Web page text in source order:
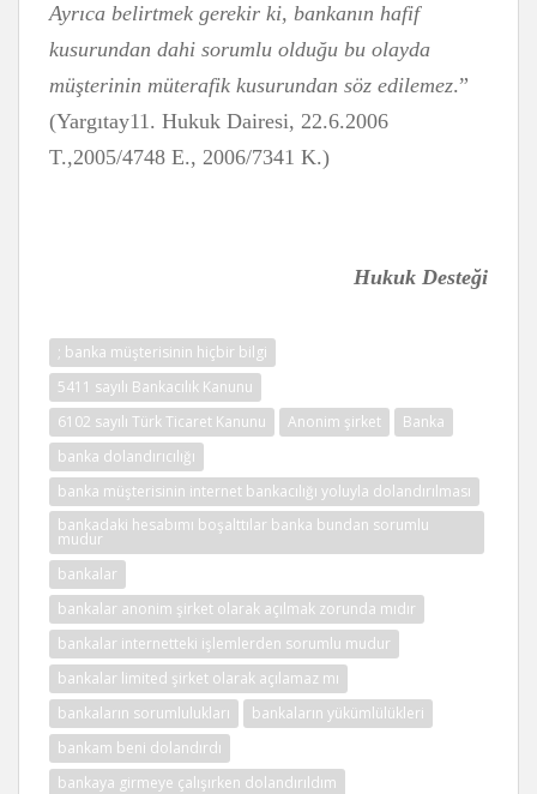
Ayrıca belirtmek gerekir ki, bankanın hafif
kusurundan dahi sorumlu olduğu bu olayda
müşterinin müterafik kusurundan söz edilemez.”
(Yargıtay11. Hukuk Dairesi, 22.6.2006
T.,2005/4748 E., 2006/7341 K.)
Hukuk Desteği
; banka müşterisinin hiçbir bilgi
5411 sayılı Bankacılık Kanunu
6102 sayılı Türk Ticaret Kanunu
Anonim şirket
Banka
banka dolandırıcılığı
banka müşterisinin internet bankacılığı yoluyla dolandırılması
bankadaki hesabımı boşalttılar banka bundan sorumlu
mudur
bankalar
bankalar anonim şirket olarak açılmak zorunda mıdır
bankalar internetteki işlemlerden sorumlu mudur
bankalar limited şirket olarak açılamaz mı
bankaların sorumlulukları
bankaların yükümlülükleri
bankam beni dolandırdı
bankaya girmeye çalışırken dolandırıldım